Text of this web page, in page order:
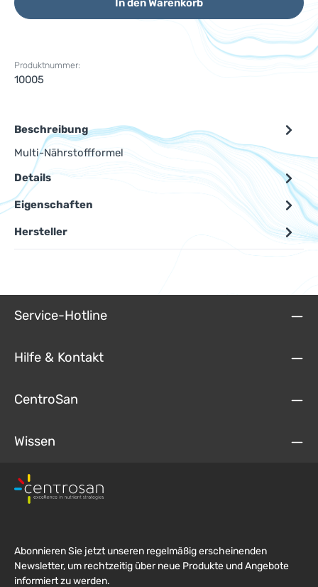
In den Warenkorb
Produktnummer:
10005
Beschreibung
Multi-Nährstoffformel
Details
Eigenschaften
Hersteller
Service-Hotline
Hilfe & Kontakt
CentroSan
Wissen
Abonnieren Sie jetzt unseren regelmäßig erscheinenden
Newsletter, um rechtzeitig über neue Produkte und Angebote
informiert zu werden.